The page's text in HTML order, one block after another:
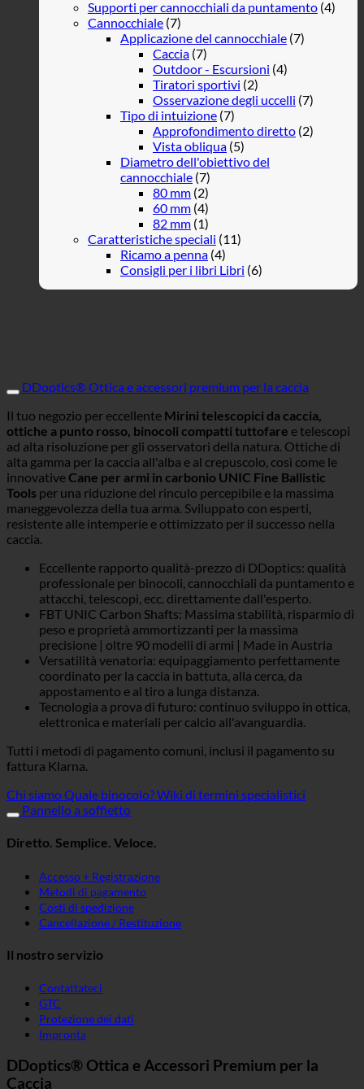
Supporti per cannocchiali da puntamento (4)
Cannocchiale (7)
Applicazione del cannocchiale (7)
Caccia (7)
Outdoor - Escursioni (4)
Tiratori sportivi (2)
Osservazione degli uccelli (7)
Tipo di intuizione (7)
Approfondimento diretto (2)
Vista obliqua (5)
Diametro dell'obiettivo del
cannocchiale (7)
80 mm (2)
60 mm (4)
82 mm (1)
Caratteristiche speciali (11)
Ricamo a penna (4)
Consigli per i libri Libri (6)
DDoptics® Ottica e accessori premium per la caccia
Il tuo negozio per eccellente Mirini telescopici da caccia,
ottiche a punto rosso, binocoli compatti tuttofare e telescopi
ad alta risoluzione per gli osservatori della natura. Ottiche di
alta gamma per la caccia all'alba e al crepuscolo, così come le
innovativeCane per armi in carbonio UNIC Fine Ballistic
Tools per una riduzione del rinculo percepibile e la massima
maneggevolezza della tua arma. Sviluppato con esperti,
resistente alle intemperie e ottimizzato per il successo nella
caccia.
Eccellente rapporto qualità-prezzo di DDoptics: qualità
professionale per binocoli, cannocchiali da puntamento e
attacchi, telescopi, ecc. direttamente dall'esperto.
FBT UNIC Carbon Shafts: Massima stabilità, risparmio di
peso e proprietà ammortizzanti per la massima
precisione | oltre 90 modelli di armi | Made in Austria
Versatilità venatoria: equipaggiamento perfettamente
coordinato per la caccia in battuta, alla cerca, da
appostamento e al tiro a lunga distanza.
Tecnologia a prova di futuro: continuo sviluppo in ottica,
elettronica e materiali per calcio all'avanguardia.
Tutti i metodi di pagamento comuni, inclusi il pagamento su
fattura Klarna.
Chi siamoQuale binocolo?Wiki di termini specialistici
Pannello a soffietto
Diretto. Semplice. Veloce.
Accesso + Registrazione
Metodi di pagamento
Costi di spedizione
Cancellazione / Restituzione
Il nostro servizio
Contattateci
GTC
Protezione dei dati
Impronta
DDoptics® Ottica e Accessori Premium per la
Caccia